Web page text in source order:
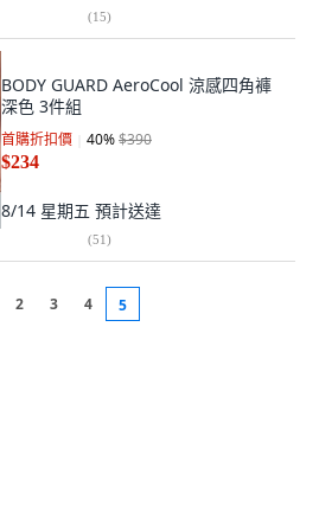
(15)
BODY GUARD AeroCool 涼感四角褲
深色 3件組
首購折扣價 40%$390
$234
8/14 星期五 預計送達
(51)
2 3 4 5